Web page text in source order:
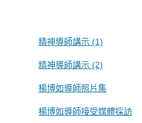
精神導師講示 (1)
精神導師講示 (2)
楊博如導師照片集
楊博如導師接受媒體採訪